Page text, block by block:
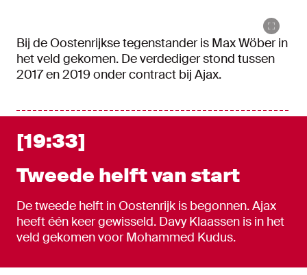
Bij de Oostenrijkse tegenstander is Max Wöber in
het veld gekomen. De verdediger stond tussen
2017 en 2019 onder contract bij Ajax.
[19:33]
Tweede helft van start
De tweede helft in Oostenrijk is begonnen. Ajax
heeft één keer gewisseld. Davy Klaassen is in het
veld gekomen voor Mohammed Kudus.